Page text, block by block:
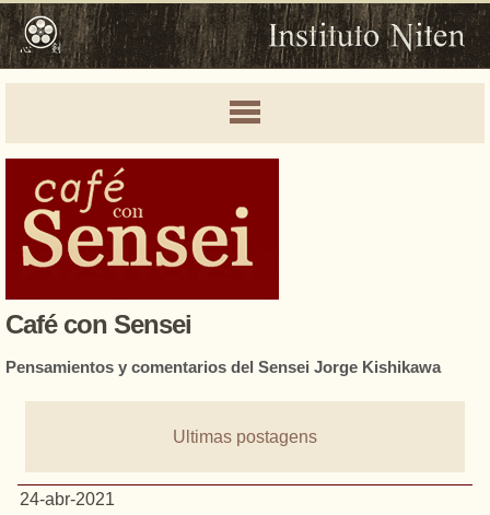
Café con Sensei
Pensamientos y comentarios del Sensei Jorge Kishikawa
Ultimas postagens
24-abr-2021